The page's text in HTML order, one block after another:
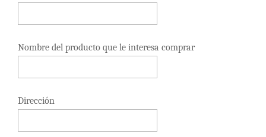
Nombre del producto que le interesa comprar
Dirección